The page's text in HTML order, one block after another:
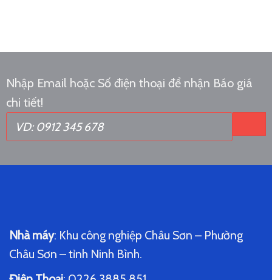
Nhập Email hoặc Số điện thoại để nhận Báo giá
chi tiết!
Nhà máy: Khu công nghiệp Châu Sơn – Phường
Châu Sơn – tỉnh Ninh Bình.